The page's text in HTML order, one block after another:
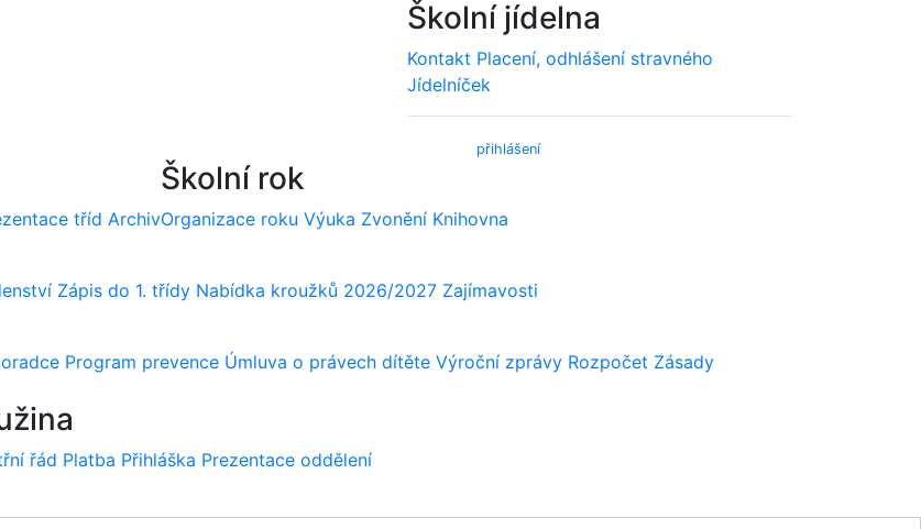
Školní jídelna
Kontakt Placení, odhlášení stravného
Jídelníček
přihlášení)
tříd Archiv
Školní rok
Organizace roku Výuka Zvonění Knihovna
Zápis do 1. třídy Nabídka kroužků 2026/2027 Zajímavosti
Program prevence Úmluva o právech dítěte Výroční zprávy Rozpočet Zásady
řád Platba Přihláška Prezentace oddělení